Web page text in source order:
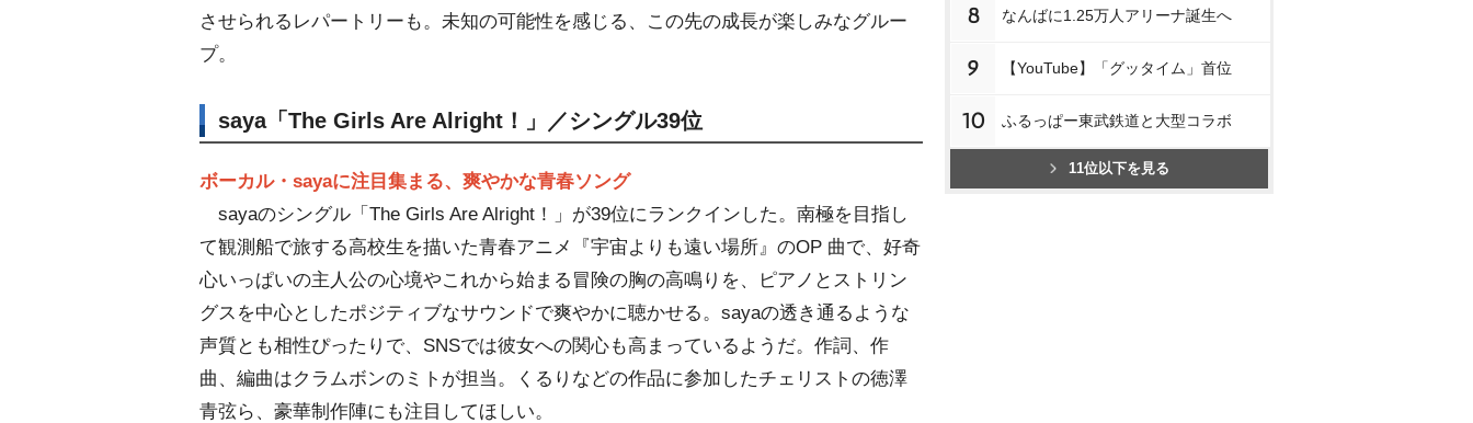
させられるレパートリーも。未知の可能性を感じる、この先の成長が楽しみなグルー
プ。
saya「The Girls Are Alright！」／シングル39位
ボーカル・sayaに注目集まる、爽やかな青春ソング
sayaのシングル「The Girls Are Alright！」が39位にランクインした。南極を目指し
て観測船で旅する高校生を描いた青春アニメ『宇宙よりも遠い場所』のOP 曲で、好奇
心いっぱいの主人公の心境やこれから始まる冒険の胸の高鳴りを、ピアノとストリン
グスを中心としたポジティブなサウンドで爽やかに聴かせる。sayaの透き通るような
声質とも相性ぴったりで、SNSでは彼女への関心も高まっているようだ。作詞、作
曲、編曲はクラムボンのミトが担当。くるりなどの作品に参加したチェリストの徳澤
青弦ら、豪華制作陣にも注目してほしい。
8 なんばに1.25万人アリーナ誕生へ
9 【YouTube】「グッタイム」首位
10 ふるっぱー東武鉄道と大型コラボ
11位以下を見る